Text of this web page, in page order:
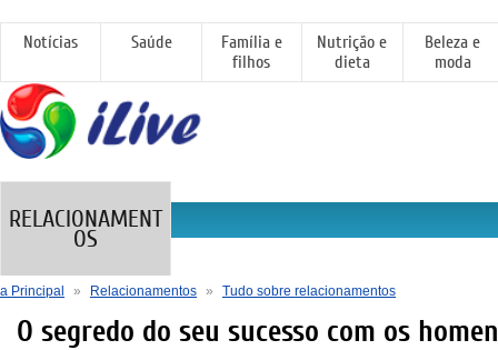
Notícias Saúde
Família e
filhos
Nutrição e
dieta
Beleza e
moda
RELACIONAMENT
OS
a Principal » Relacionamentos » Tudo sobre relacionamentos
O segredo do seu sucesso com os